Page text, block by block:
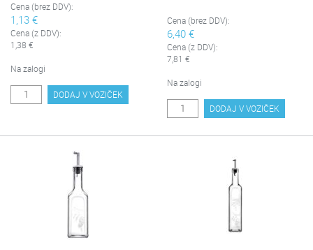
Cena (brez DDV):
1,13 €
Cena (z DDV):
1,38 €
Na zalogi
DODAJ V VOZIČEK
Cena (brez DDV):
6,40 €
Cena (z DDV):
7,81 €
Na zalogi
DODAJ V VOZIČEK